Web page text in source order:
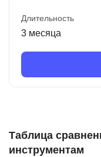
Длительность
3 месяца
Таблица
инструментам